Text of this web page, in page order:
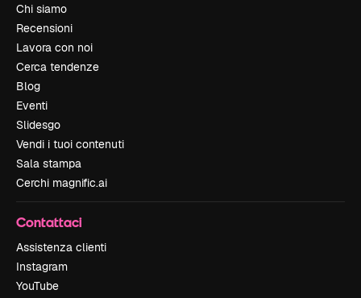
Chi siamo
Recensioni
Lavora con noi
Cerca tendenze
Blog
Eventi
Slidesgo
Vendi i tuoi contenuti
Sala stampa
Cerchi magnific.ai
Contattaci
Assistenza clienti
Instagram
YouTube